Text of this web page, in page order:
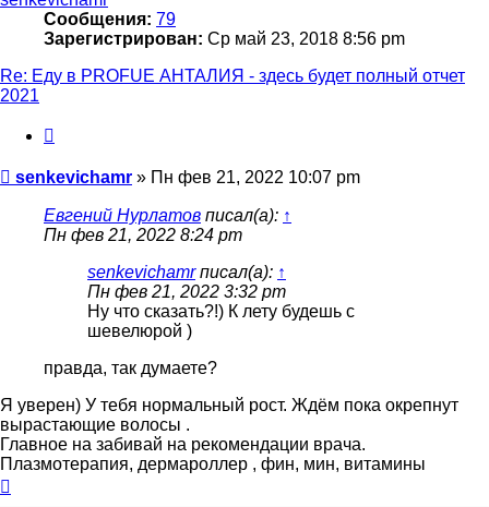
Сообщения: 79
Зарегистрирован: Ср май 23, 2018 8:56 pm
Re: Еду в PROFUE АНТАЛИЯ - здесь будет полный отчет
2021
Сообщение
senkevichamr » Пн фев 21, 2022 10:07 pm
Евгений Нурлатов писал(а): ↑
Пн фев 21, 2022 8:24 pm
senkevichamrписал(а): ↑
Пн фев 21, 2022 3:32 pm
Ну что сказать?!) К лету будешь с
шевелюрой )
правда, так думаете?
Я уверен) У тебя нормальный рост. Ждём пока окрепнут
вырастающие волосы .
Главное на забивай на рекомендации врача.
Плазмотерапия, дермароллер , фин, мин, витамины